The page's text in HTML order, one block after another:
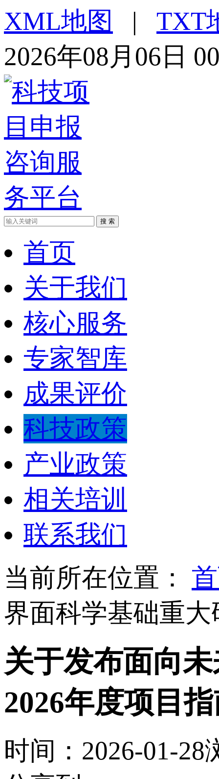
XML地图 | TXT
2026年08月06日
搜 索
首页
关于我们
核心服务
专家智库
成果评价
科技政策
产业政策
相关培训
联系我们
当前所在位置：
界面科学基础重
关于发布面向
2026年度项目
时间：2026-01-28